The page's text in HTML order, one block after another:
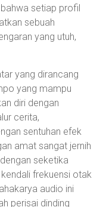
setiap profil
sebuah
yang utuh,
yang dirancang
yang mampu
diri dengan
cerita,
sentuhan efek
amat sangat jernih
seketika
frekuensi otak
audio ini
perisai dinding